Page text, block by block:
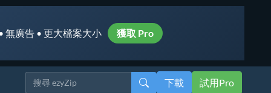
無廣告 • 更大檔案大小 獲取 Pro
下載 試用Pro